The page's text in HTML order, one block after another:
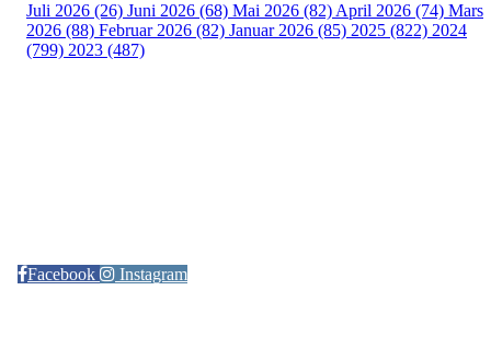
Juli 2026 (26) Juni 2026 (68) Mai 2026 (82) April 2026 (74) Mars
2026 (88) Februar 2026 (82) Januar 2026 (85) 2025 (822) 2024
(799) 2023 (487)
Facebook Instagram